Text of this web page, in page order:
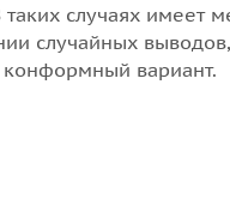
случаях имеет
случайных
конформный вариант.